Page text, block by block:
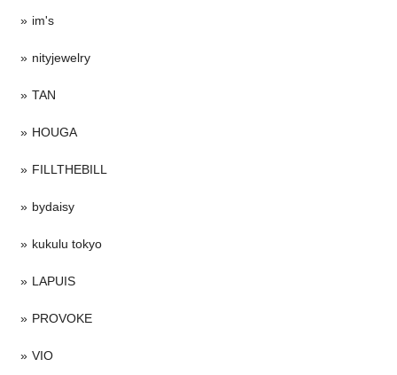
im's
nityjewelry
TAN
HOUGA
FILLTHEBILL
bydaisy
kukulu tokyo
LAPUIS
PROVOKE
VIO